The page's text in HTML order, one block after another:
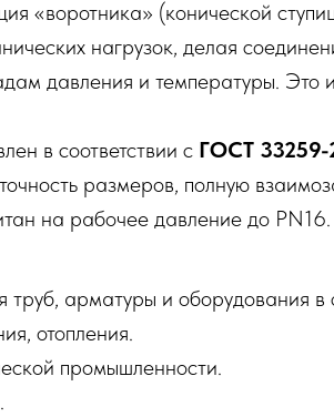
«воротника» (конической
нагрузок, делая
давления и температуры. Это
в соответствии с ГОСТ 33259-
размеров, полную
на рабочее давление до PN16.
труб, арматуры и оборудования в
отопления.
промышленности.